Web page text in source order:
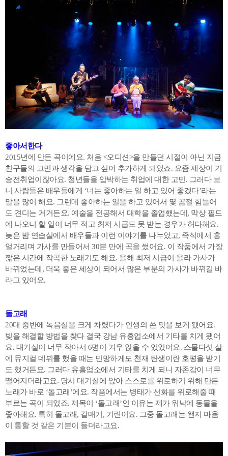
좋아서한다
2015년에 만든 곡이에요. 처음 <오디션>을 만들던 시절이 아닌 지금
친구들의 고민과 생각을 담고 싶어 추가하게 되었죠. 요즘 세상이 기
승전취업이잖아요. 청년들을 압박하는 취업에 대한 고민. 그러다 보
니 사람들은 배우들에게 ‘너는 좋아하는 일 하고 있어 좋겠다’라는
말을 많이 해요. 그런데 좋아하는 일을 하고 있어서 몇 곱절 힘들어
도 견디는 거거든요. 예술을 전공해서 대학을 졸업했는데, 막상 필드
에 나오니 할 일이 너무 적고 최저 시급도 못 받는 경우가 허다해요.
늦은 밤 연습실에서 배우들과 이런 이야기를 나누었고, 즉석에서 흥
얼거리며 가사를 만들어서 30분 만에 곡을 썼어요. 이 작품에서 가장
짧은 시간에 작곡한 노래기도 해요. 올해 최저 시급이 올라 가사가
바뀌었는데, 더욱 좋은 세상이 되어서 많은 부분의 가사가 바뀌길 바
라고 있어요.
돌고래
20대 중반에 녹음실을 크게 차렸다가 인생의 쓴 맛을 보게 됐어요.
빚을 해결할 방법을 찾다 결국 강남 유흥업소에서 기타를 치게 됐어
요. 대기실이 너무 작아서 6명이 겨우 앉을 수 있었어요. 스물다섯 살
에 뮤지컬 데뷔를 했을 때는 민망하게도 천재 탄생이란 호평을 받기
도 했거든요. 그러다 유흥업소에서 기타를 치게 되니 자존감이 너무
떨어지더라고요. 당시 대기실에 앉아 스스로를 위로하기 위해 만든
노래가 바로 ‘돌고래’에요. 작품에서는 병태가 선화를 위로해줄 때
부르는 곡이 되었죠. 제목이 ‘돌고래’인 이유는 제가 워낙에 동물을
좋아해요. 특히 돌고래, 갈매기, 기린이요. 그중 돌고래는 왠지 마음
이 통할 것 같은 기분이 들더라고요.